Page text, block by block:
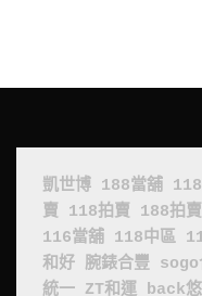
凱世博 188當舖
賣
118拍賣 188拍賣
116當舖 118中區
和好
腕錶合豐 sogo
統一 ZT和運 back